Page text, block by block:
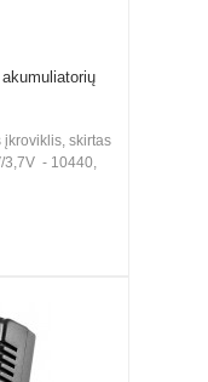
įkroviklis, skirtas
3,7V - 10440,